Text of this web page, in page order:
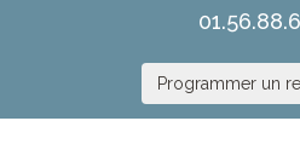
Programmer un